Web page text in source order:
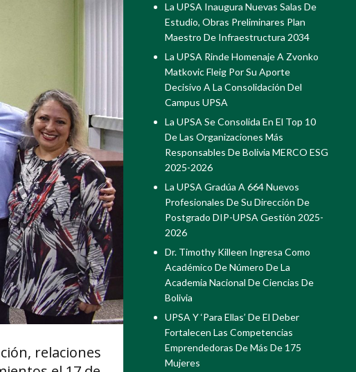
relaciones
La UPSA Inaugura Nuevas Salas De
Estudio, Obras Preliminares Plan
Maestro De Infraestructura 2034
La UPSA Rinde Homenaje A Zvonko
Matkovic Fleig Por Su Aporte
Decisivo A La Consolidación Del
Campus UPSA
La UPSA Se Consolida En El Top 10
De Las Organizaciones Más
Responsables De Bolivia MERCO ESG
2025-2026
La UPSA Gradúa A 664 Nuevos
Profesionales De Su Dirección De
Postgrado DIP-UPSA Gestión 2025-
2026
Dr. Timothy Killeen Ingresa Como
Académico De Número De La
Academia Nacional De Ciencias De
Bolivia
UPSA Y ‘Para Ellas’ De El Deber
Fortalecen Las Competencias
Emprendedoras De Más De 175
Mujeres